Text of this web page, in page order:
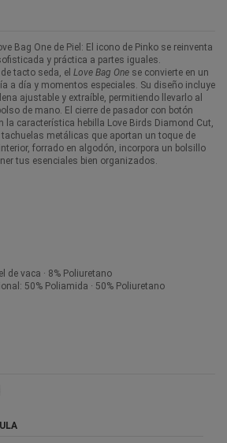
Bag One de Piel: El icono de Pinko se reinventa
y práctica a partes iguales.
tacto seda, el Love Bag One se convierte en un
a día y momentos especiales. Su diseño incluye
ajustable y extraíble, permitiendo llevarlo al
de mano. El cierre de pasador con botón
la característica hebilla Love Birds Diamond Cut,
metálicas que aportan un toque de
forrado en algodón, incorpora un bolsillo
tus esenciales bien organizados.
de vaca · 8% Poliuretano
50% Poliamida · 50% Poliuretano